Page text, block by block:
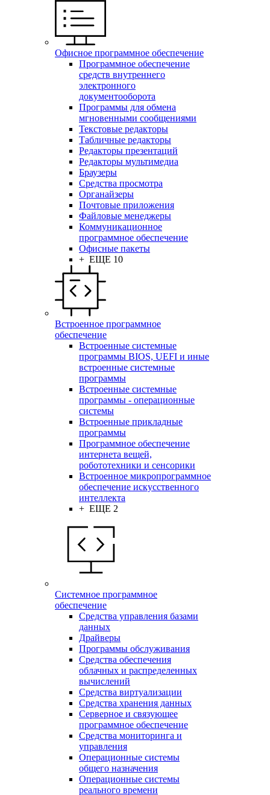
Офисное программное обеспечение
Программное обеспечение
средств внутреннего
электронного
документооборота
Программы для обмена
мгновенными сообщениями
Текстовые редакторы
Табличные редакторы
Редакторы презентаций
Редакторы мультимедиа
Браузеры
Средства просмотра
Органайзеры
Почтовые приложения
Файловые менеджеры
Коммуникационное
программное обеспечение
Офисные пакеты
+ ЕЩЕ 10
Встроенное программное
обеспечение
Встроенные системные
программы BIOS, UEFI и иные
встроенные системные
программы
Встроенные системные
программы - операционные
системы
Встроенные прикладные
программы
Программное обеспечение
интернета вещей,
робототехники и сенсорики
Встроенное микропрограммное
обеспечение искусственного
интеллекта
+ ЕЩЕ 2
Системное программное
обеспечение
Средства управления базами
данных
Драйверы
Программы обслуживания
Средства обеспечения
облачных и распределенных
вычислений
Средства виртуализации
Средства хранения данных
Серверное и связующее
программное обеспечение
Средства мониторинга и
управления
Операционные системы
общего назначения
Операционные системы
реального времени